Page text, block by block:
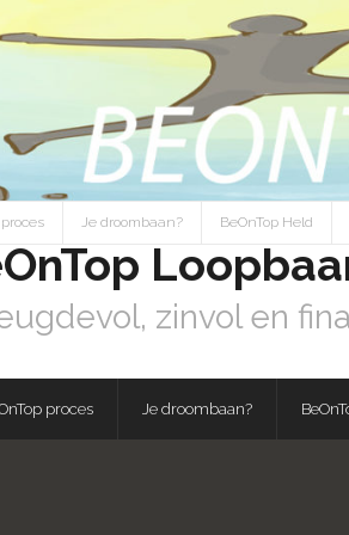
Je droombaan? BeOnTop Held
zinvol en
proces Je droombaan?